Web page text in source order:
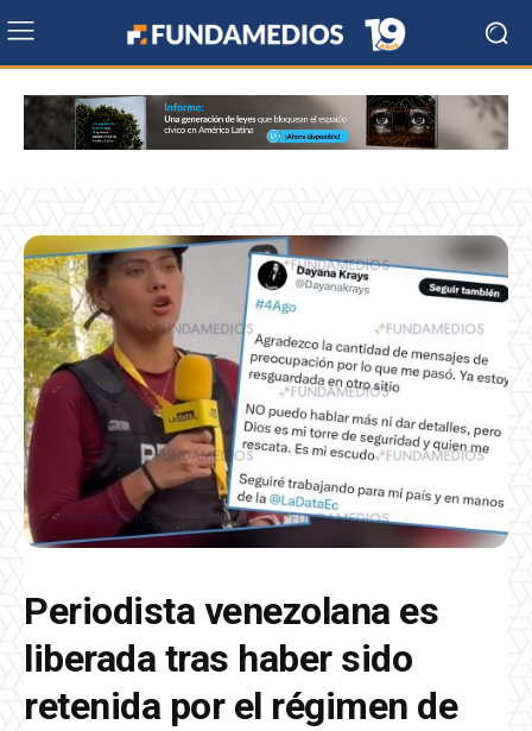
Periodista venezolana es
liberada tras haber sido
retenida por el régimen de